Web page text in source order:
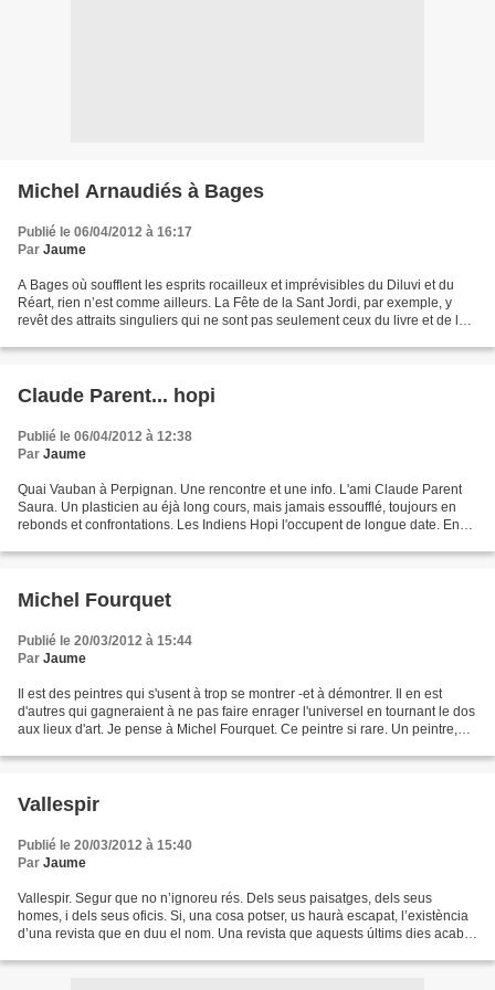
Michel Arnaudiés à Bages
Publié le 06/04/2012 à 16:17
Par Jaume
A Bages où soufflent les esprits rocailleux et imprévisibles du Diluvi et du
Réart, rien n’est comme ailleurs. La Fête de la Sant Jordi, par exemple, y
revêt des attraits singuliers qui ne sont pas seulement ceux du livre et de la
Claude Parent... hopi
Publié le 06/04/2012 à 12:38
Par Jaume
Quai Vauban à Perpignan. Une rencontre et une info. L'ami Claude Parent
Saura. Un plasticien au éjà long cours, mais jamais essoufflé, toujours en
rebonds et confrontations. Les Indiens Hopi l'occupent de longue date. En
Michel Fourquet
Publié le 20/03/2012 à 15:44
Par Jaume
Il est des peintres qui s'usent à trop se montrer -et à démontrer. Il en est
d'autres qui gagneraient à ne pas faire enrager l'universel en tournant le dos
aux lieux d'art. Je pense à Michel Fourquet. Ce peintre si rare. Un peintre,
Vallespir
Publié le 20/03/2012 à 15:40
Par Jaume
Vallespir. Segur que no n’ignoreu rés. Dels seus paisatges, dels seus
homes, i dels seus oficis. Si, una cosa potser, us haurà escapat, l’existència
d’una revista que en duu el nom. Una revista que aquests últims dies acaba